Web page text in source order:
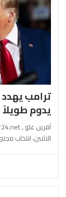
ترامب يهدد
يدوم
الاثنين، انتخاب